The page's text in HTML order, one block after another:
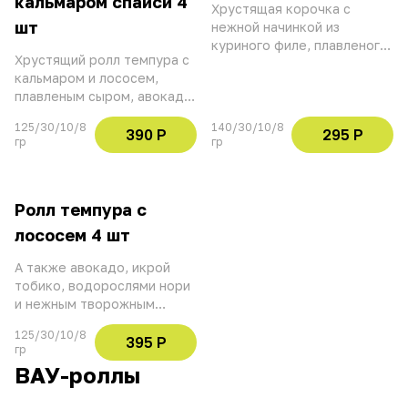
шт
Хрустящий ролл темпура с
кальмаром и лососем,
плавленым сыром, авокадо,
водорослями нори.
Украшаем соусом спайс и
устричным соусом
125/30/10/8
гр
390 Р
Хрустящая корочка с
нежной начинкой из
куриного филе, плавленого
специями шичими тогараши
140/30/10/8
гр
295 Р
Ролл темпура с
лососем 4 шт
А также авокадо, икрой
тобико, водорослями нори
и нежным творожным
125/30/10/8
гр
395 Р
ВАУ-роллы